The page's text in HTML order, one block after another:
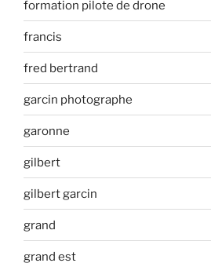
formation pilote de drone
francis
fred bertrand
garcin photographe
garonne
gilbert
gilbert garcin
grand
grand est